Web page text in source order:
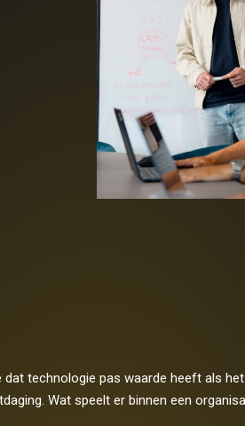
dat technologie pas waarde heeft als
Wat speelt er binnen een